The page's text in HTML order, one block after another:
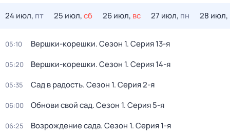
24 июл, пт 25 июл,сб 26 июл, вс 27 июл, пн 28 июл,
05:10 Вершки-корешки. Сезон 1. Серия 13-я
05:20 Вершки-корешки. Сезон 1. Серия 14-я
05:35 Сад в радость. Сезон 1. Серия 2-я
06:00 Обнови свой сад. Сезон 1. Серия 5-я
06:25 Возрождение сада. Сезон 1. Серия 1-я